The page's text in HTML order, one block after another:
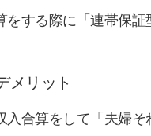
する際に「連帯保証
メリット
入合算をして「夫婦